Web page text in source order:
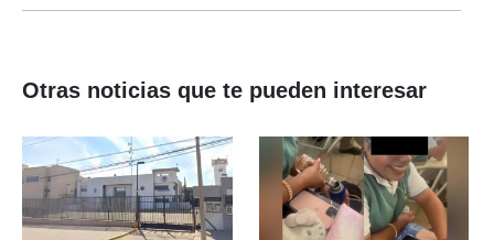
Otras noticias que te pueden interesar